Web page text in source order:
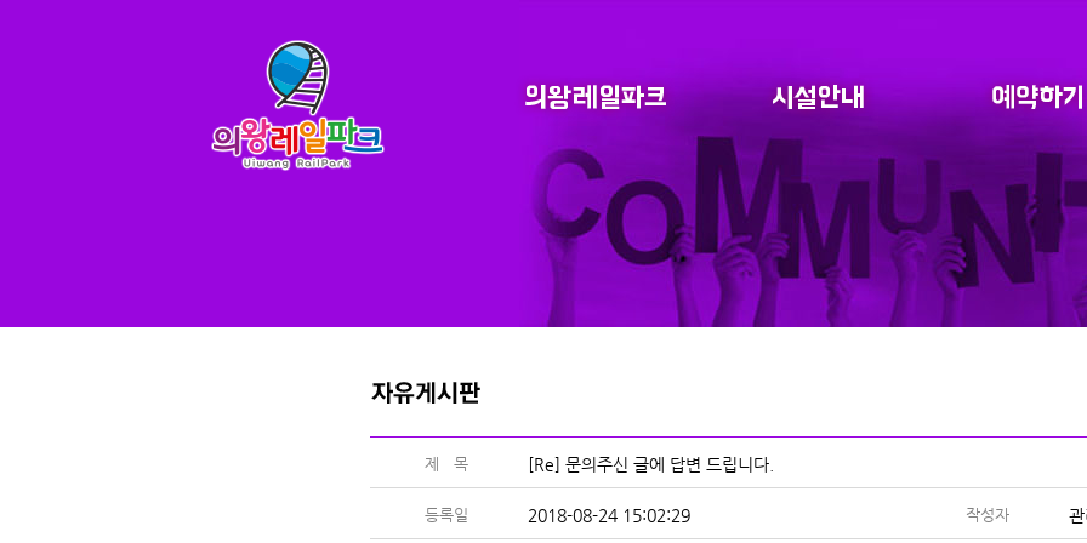
제 목 [Re] 문의주신 글에 답변 드립니다.
등록일 2018-08-24 15:02:29 작성자